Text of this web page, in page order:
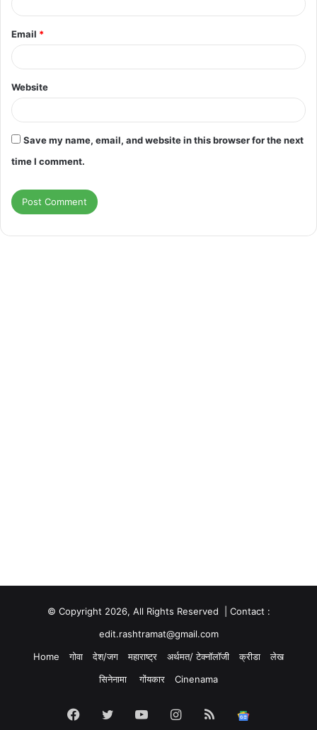
Email *
Website
Save my name, email, and website in this browser for the next
time I comment.
© Copyright 2026, All Rights Reserved | Contact :
edit.rashtramat@gmail.com
Home
गोवा देश/जग महाराष्ट्र अर्थमत/ टेक्नॉलॉजी क्रीडा
लेख
सिनेनामा
गोंयकार Cinenama
Facebook
TwitterYouTubeInstagram
RSS